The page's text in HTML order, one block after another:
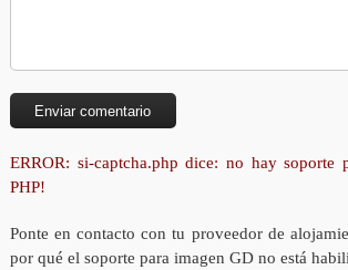
ERROR: si-captcha.php dice: no hay soporte
PHP!
Ponte en contacto con tu proveedor de
por qué el soporte para imagen GD no está